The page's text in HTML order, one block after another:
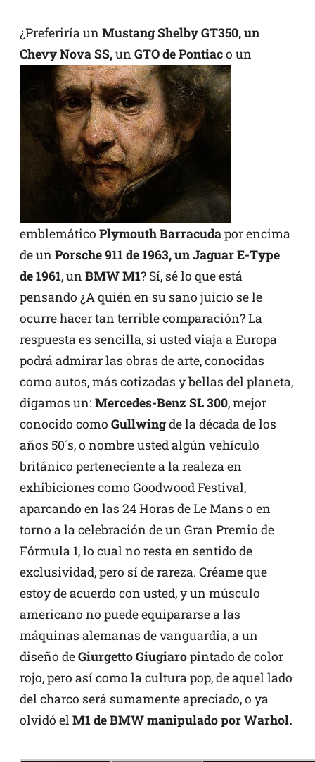
¿Preferiría un Mustang Shelby GT350, un
Chevy Nova SS,un GTO de Pontiaco un
emblemático Plymouth Barracudapor encima
de un Porsche 911 de 1963, un Jaguar E-Type
de 1961, un BMW M1? Sí, sé lo que está
pensando ¿A quién en su sano juicio se le
ocurre hacer tan terrible comparación? La
respuesta es sencilla, si usted viaja a Europa
podrá admirar las obras de arte, conocidas
como autos, más cotizadas y bellas del planeta,
digamos un: Mercedes-Benz SL 300, mejor
conocido como Gullwingde la década de los
años 50´s, o nombre usted algún vehículo
británico perteneciente a la realeza en
exhibiciones como Goodwood Festival,
aparcando en las 24 Horas de Le Mans o en
torno a la celebración de un Gran Premio de
Fórmula 1, lo cual no resta en sentido de
exclusividad, pero sí de rareza. Créame que
estoy de acuerdo con usted, y un músculo
americano no puede equipararse a las
máquinas alemanas de vanguardia, a un
diseño deGiurgetto Giugiaropintado de color
rojo, pero así como la cultura pop, de aquel lado
del charco será sumamente apreciado, o ya
olvidó el M1 de BMW manipulado por Warhol.